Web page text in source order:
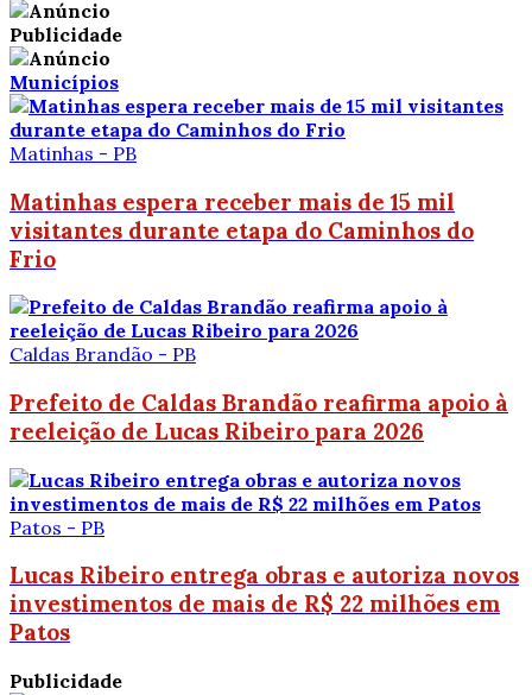
Publicidade
Municípios
Matinhas - PB
Matinhas espera receber mais de 15 mil
visitantes durante etapa do Caminhos do
Frio
Caldas Brandão - PB
Prefeito de Caldas Brandão reafirma apoio à
reeleição de Lucas Ribeiro para 2026
Patos - PB
Lucas Ribeiro entrega obras e autoriza novos
investimentos de mais de R$ 22 milhões em
Patos
Publicidade